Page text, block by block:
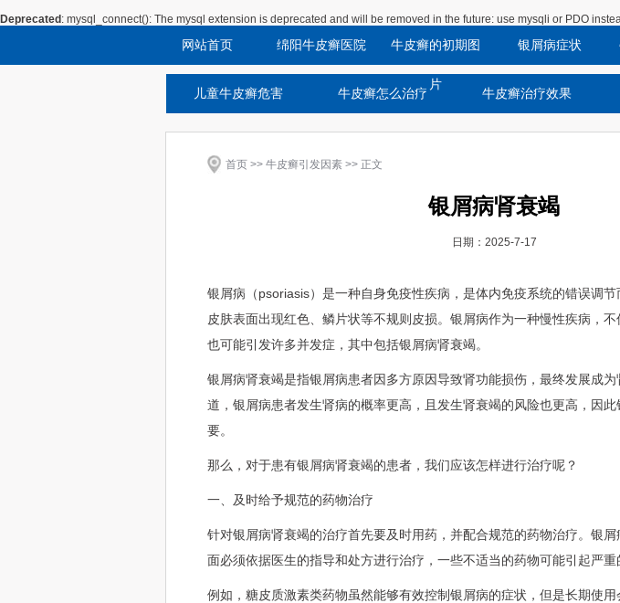
Deprecated : mysql_connect(): The mysql extension is deprecated and will be removed in the future: use mysqli or PDO
网站首页 绵阳牛皮癣医院 牛皮癣的初期图
片
银屑病症状
儿童牛皮癣危害 牛皮癣怎么治疗 牛皮癣治疗效果
首页 >> 牛皮癣引发因素 >> 正文
银屑病肾衰竭
日期：2025-7-17
银屑病（psoriasis）是一种自身免疫性疾病，是体内免疫系统的错误调
皮肤表面出现红色、鳞片状等不规则皮损。银屑病作为一种慢性疾病，不
也可能引发许多并发症，其中包括银屑病肾衰竭。
银屑病肾衰竭是指银屑病患者因多方原因导致肾功能损伤，最终发展成
道，银屑病患者发生肾病的概率更高，且发生肾衰竭的风险也更高，因
要。
那么，对于患有银屑病肾衰竭的患者，我们应该怎样进行治疗呢？
一、及时给予规范的药物治疗
针对银屑病肾衰竭的治疗首先要及时用药，并配合规范的药物治疗。银
面必须依据医生的指导和处方进行治疗，一些不适当的药物可能引起严重
例如，糖皮质激素类药物虽然能够有效控制银屑病的症状，但是长期使